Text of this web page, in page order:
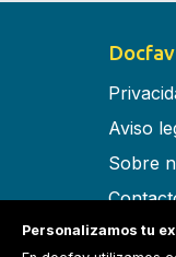
Docfav
Aviso
Sobre
Personalizamos tu